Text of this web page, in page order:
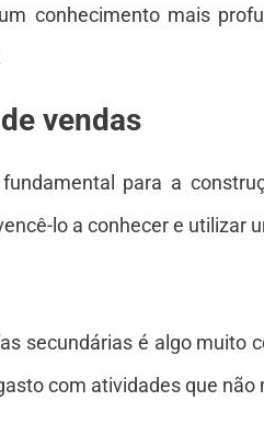
conhecimento mais
vendas
para a
lo a conhecer e utilizar
secundárias é algo muito
com atividades que